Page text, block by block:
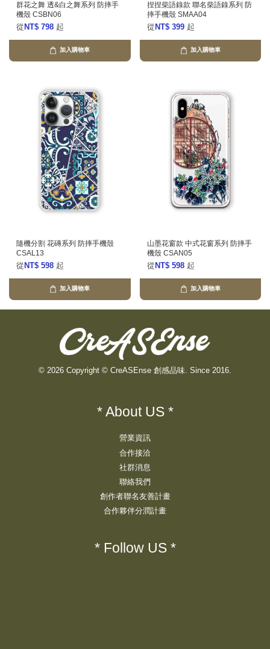
群花之舞 透&白之舞系列 防摔手
機殼 CSBN06
從 NT$ 798 起
加入購物車
捏捏柴語錄款 聯名柴語錄系列 防
摔手機殼 SMAA04
從 NT$ 399 起
加入購物車
隨機分割 花磚系列 防摔手機殼
CSAL13
從 NT$ 598 起
加入購物車
山墨花窗款 中式花窗系列 防摔手
機殼 CSAN05
從 NT$ 598 起
加入購物車
© 2026 Copyright © CreASEnse 創感品味. Since 2016.
* About US *
營業資訊
合作接洽
社群消息
聯絡我們
創作者聯名友善計畫
合作夥伴分潤計畫
* Follow US *